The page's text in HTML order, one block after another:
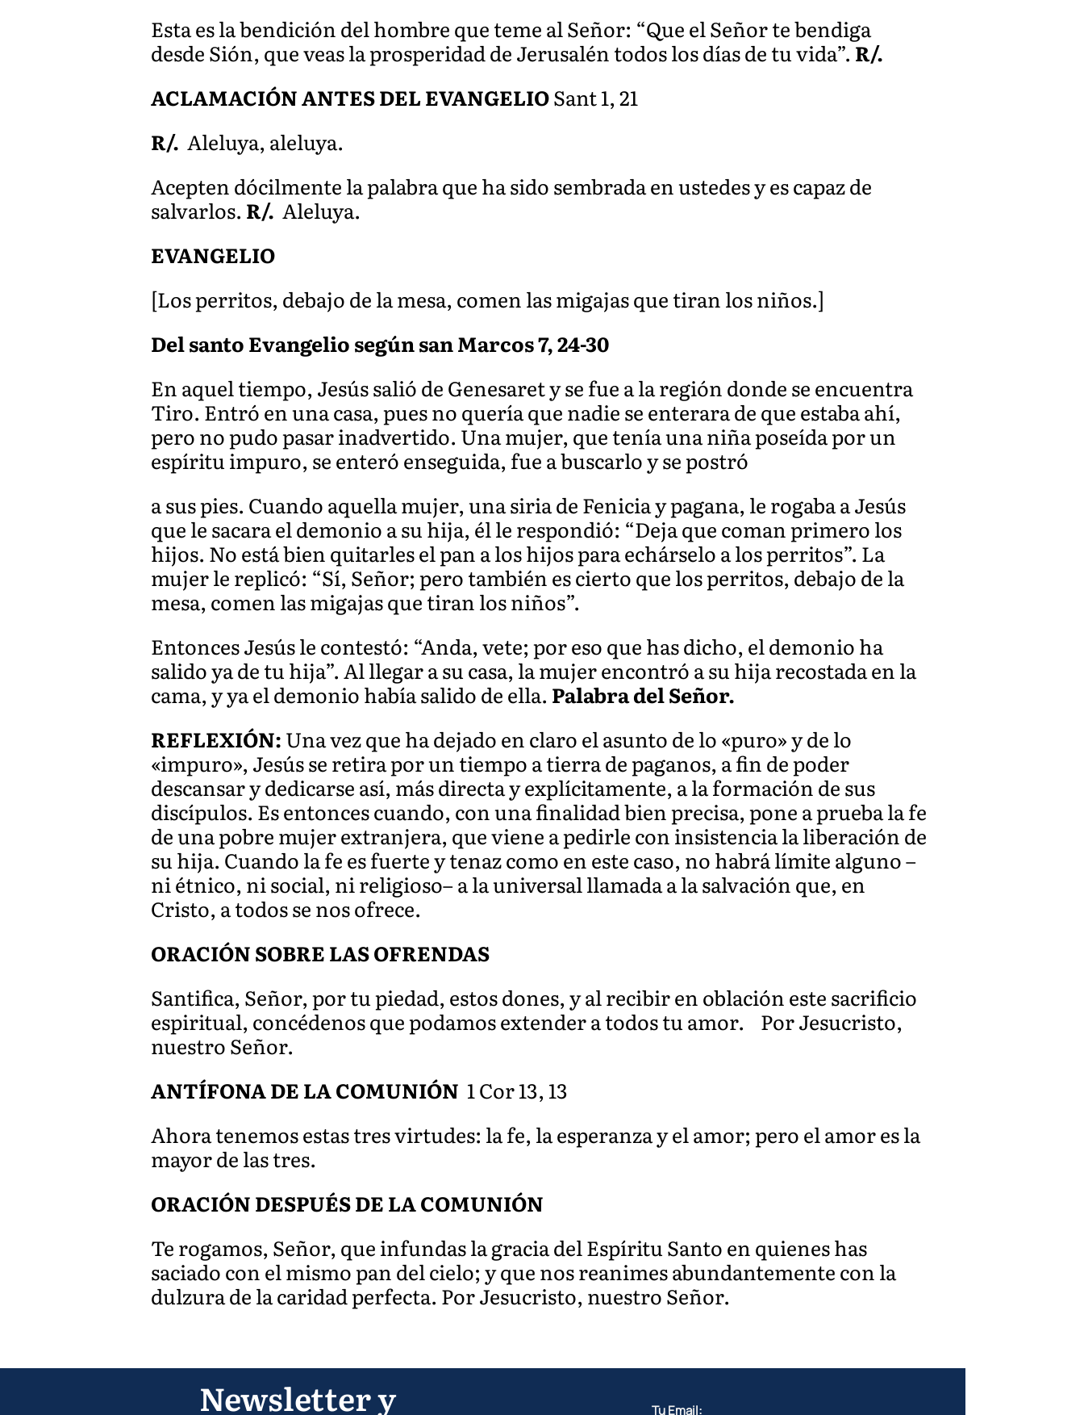
Esta es la bendición del hombre que teme al Señor: “Que el Señor te bendiga
desde Sión, que veas la prosperidad de Jerusalén todos los días de tu vida”. R/.
ACLAMACIÓN ANTES DEL EVANGELIOSant 1, 21
R/. Aleluya, aleluya.
Acepten dócilmente la palabra que ha sido sembrada en ustedes y es capaz de
salvarlos. R/. Aleluya.
EVANGELIO
[Los perritos, debajo de la mesa, comen las migajas que tiran los niños.]
Del santo Evangelio según san Marcos 7, 24-30
En aquel tiempo, Jesús salió de Genesaret y se fue a la región donde se encuentra
Tiro. Entró en una casa, pues no quería que nadie se enterara de que estaba ahí,
pero no pudo pasar inadvertido. Una mujer, que tenía una niña poseída por un
espíritu impuro, se enteró enseguida, fue a buscarlo y se postró
a sus pies. Cuando aquella mujer, una siria de Fenicia y pagana, le rogaba a Jesús
que le sacara el demonio a su hija, él le respondió: “Deja que coman primero los
hijos. No está bien quitarles el pan a los hijos para echárselo a los perritos”. La
mujer le replicó: “Sí, Señor; pero también es cierto que los perritos, debajo de la
mesa, comen las migajas que tiran los niños”.
Entonces Jesús le contestó: “Anda, vete; por eso que has dicho, el demonio ha
salido ya de tu hija”. Al llegar a su casa, la mujer encontró a su hija recostada en la
cama, y ya el demonio había salido de ella. Palabra del Señor.
REFLEXIÓN:Una vez que ha dejado en claro el asunto de lo «puro» y de lo
«impuro», Jesús se retira por un tiempo a tierra de paganos, a fin de poder
descansar y dedicarse así, más directa y explícitamente, a la formación de sus
discípulos. Es entonces cuando, con una finalidad bien precisa, pone a prueba la fe
de una pobre mujer extranjera, que viene a pedirle con insistencia la liberación de
su hija. Cuando la fe es fuerte y tenaz como en este caso, no habrá límite alguno –
ni étnico, ni social, ni religioso– a la universal llamada a la salvación que, en
Cristo, a todos se nos ofrece.
ORACIÓN SOBRE LAS OFRENDAS
Santifica, Señor, por tu piedad, estos dones, y al recibir en oblación este sacrificio
espiritual, concédenos que podamos extender a todos tu amor.
Por Jesucristo,
nuestro Señor.
ANTÍFONA DE LA COMUNIÓN 1 Cor 13, 13
Ahora tenemos estas tres virtudes: la fe, la esperanza y el amor; pero el amor es la
mayor de las tres.
ORACIÓN DESPUÉS DE LA COMUNIÓN
Te rogamos, Señor, que infundas la gracia del Espíritu Santo en quienes has
saciado con el mismo pan del cielo; y que nos reanimes abundantemente con la
dulzura de la caridad perfecta. Por Jesucristo, nuestro Señor.
Newsletter y Tu Email: